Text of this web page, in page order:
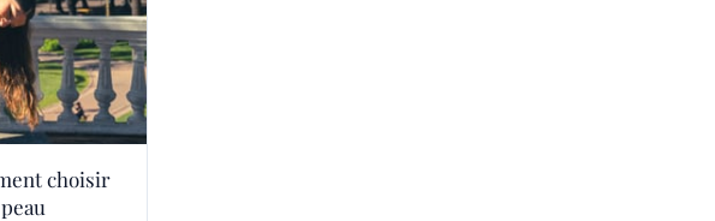
choisir